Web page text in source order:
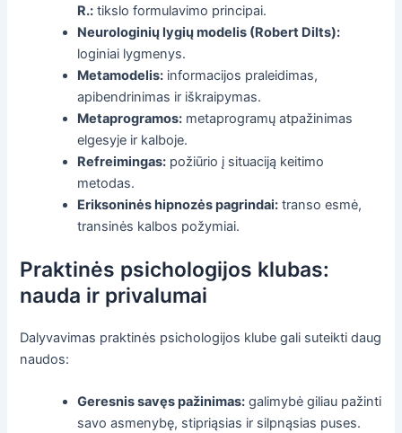
R.: tikslo formulavimo principai.
Neurologinių lygių modelis (Robert Dilts):
loginiai lygmenys.
Metamodelis: informacijos praleidimas,
apibendrinimas ir iškraipymas.
Metaprogramos: metaprogramų atpažinimas
elgesyje ir kalboje.
Refreimingas: požiūrio į situaciją keitimo
metodas.
Eriksoninės hipnozės pagrindai: transo esmė,
transinės kalbos požymiai.
Praktinės psichologijos klubas:
nauda ir privalumai
Dalyvavimas praktinės psichologijos klube gali suteikti daug
naudos:
Geresnis savęs pažinimas: galimybė giliau pažinti
savo asmenybę, stipriąsias ir silpnąsias puses.